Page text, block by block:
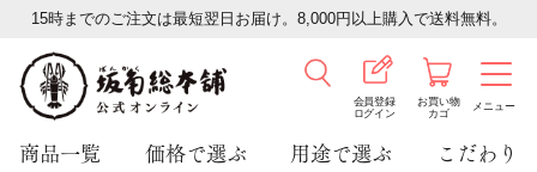
15時までのご注文は最短翌日お届け。8,000円以上購入で送料無料。
会員登録
ログイン
お買い物
カゴ
メニュー
商品一覧 価格で選ぶ 用途で選ぶ こだわり